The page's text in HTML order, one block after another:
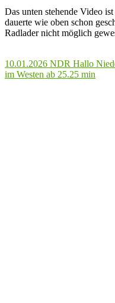
Das unten stehende Video
dauerte wie oben schon
Radlader nicht möglich
10.01.2026 NDR Hallo
im Westen ab 25.25 min